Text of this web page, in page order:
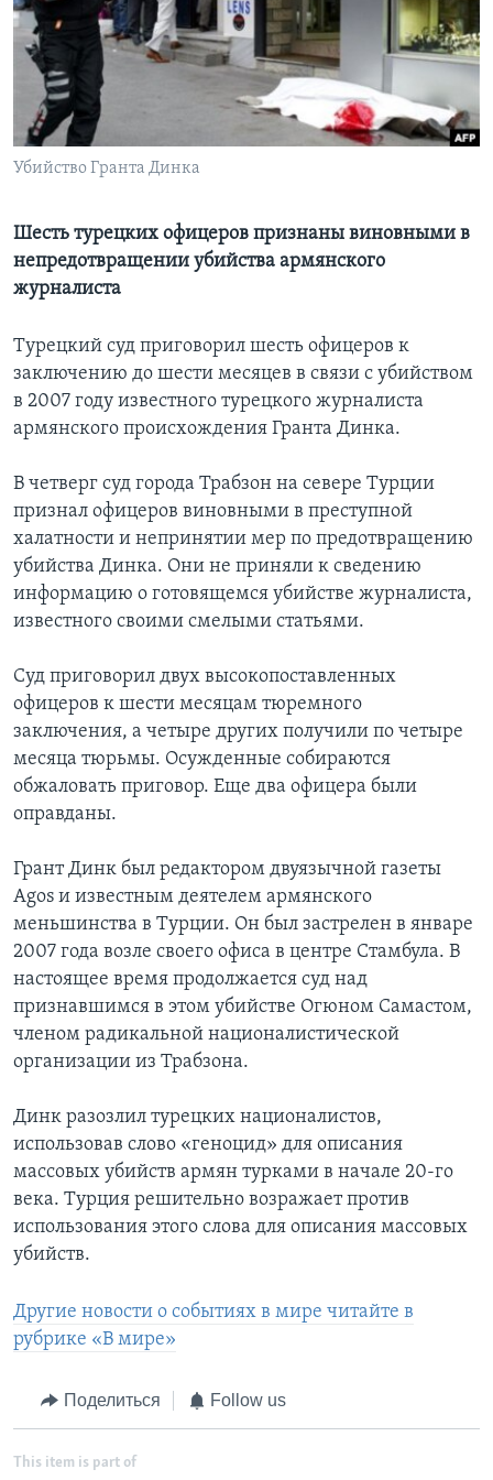
Learning English
СОЦИАЛЬНЫЕ СЕТИ
Убийство Гранта Динка
Шесть турецких офицеров признаны виновными в
непредотвращении убийства армянского
журналиста
Турецкий суд приговорил шесть офицеров к
заключению до шести месяцев в связи с убийством
в 2007 году известного турецкого журналиста
армянского происхождения Гранта Динка.
В четверг суд города Трабзон на севере Турции
признал офицеров виновными в преступной
халатности и непринятии мер по предотвращению
убийства Динка. Они не приняли к сведению
информацию о готовящемся убийстве журналиста,
известного своими смелыми статьями.
Суд приговорил двух высокопоставленных
офицеров к шести месяцам тюремного
заключения, а четыре других получили по четыре
месяца тюрьмы. Осужденные собираются
обжаловать приговор. Еще два офицера были
оправданы.
Грант Динк был редактором двуязычной газеты
Agos и известным деятелем армянского
меньшинства в Турции. Он был застрелен в январе
2007 года возле своего офиса в центре Стамбула. В
настоящее время продолжается суд над
признавшимся в этом убийстве Огюном Самастом,
членом радикальной националистической
организации из Трабзона.
Динк разозлил турецких националистов,
использовав слово «геноцид» для описания
массовых убийств армян турками в начале 20-го
века. Турция решительно возражает против
использования этого слова для описания массовых
убийств.
Другие новости о событиях в мире читайте в
рубрике «В мире»
Поделиться Follow us
This item is part of